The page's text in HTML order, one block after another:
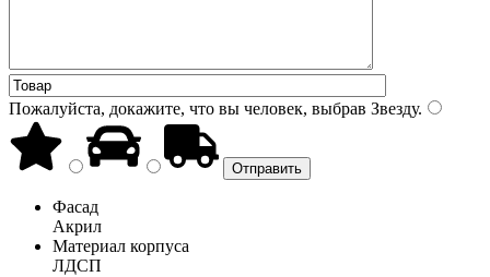
Пожалуйста, докажите, что вы человек, выбрав Звезду.
Фасад
Акрил
Материал корпуса
ЛДСП